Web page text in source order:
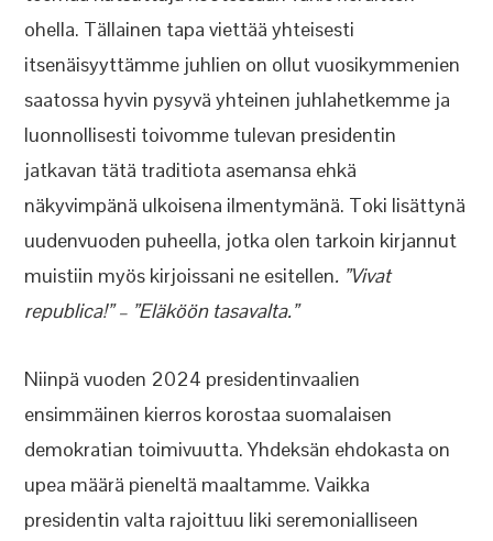
ohella. Tällainen tapa viettää yhteisesti
itsenäisyyttämme juhlien on ollut vuosikymmenien
saatossa hyvin pysyvä yhteinen juhlahetkemme ja
luonnollisesti toivomme tulevan presidentin
jatkavan tätä traditiota asemansa ehkä
näkyvimpänä ulkoisena ilmentymänä. Toki lisättynä
uudenvuoden puheella, jotka olen tarkoin kirjannut
muistiin myös kirjoissani ne esitellen. ”Vivat
republica!” – ”Eläköön tasavalta.”
Niinpä vuoden 2024 presidentinvaalien
ensimmäinen kierros korostaa suomalaisen
demokratian toimivuutta. Yhdeksän ehdokasta on
upea määrä pieneltä maaltamme. Vaikka
presidentin valta rajoittuu liki seremonialliseen